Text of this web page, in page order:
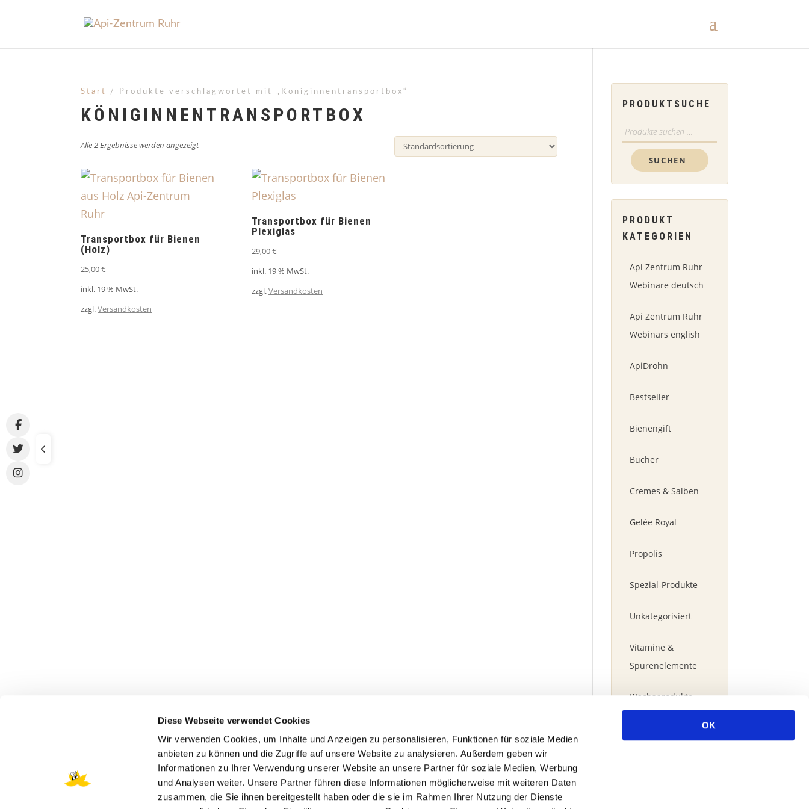
Diese Webseite verwendet Cookies
Wir verwenden Cookies, um Inhalte und Anzeigen zu personalisieren, Funktionen für soziale Medien
anbieten zu können und die Zugriffe auf unsere Website zu analysieren. Außerdem geben wir
Informationen zu Ihrer Verwendung unserer Website an unsere Partner für soziale Medien, Werbung
und Analysen weiter. Unsere Partner führen diese Informationen möglicherweise mit weiteren Daten
zusammen, die Sie ihnen bereitgestellt haben oder die sie im Rahmen Ihrer Nutzung der Dienste
OK
Start / Produkte verschlagwortet mit „Königinnentransportbox“
KÖNIGINNENTRANSPORTBOX
Alle 2 Ergebnisse werden angezeigt
Transportbox für Bienen
(Holz)
25,00€
inkl. 19 % MwSt.
zzgl.Versandkosten
Transportbox für Bienen
Plexiglas
29,00€
inkl. 19 % MwSt.
zzgl.Versandkosten
PRODUKTSUCHE
Suchen
nach:
SUCHEN
PRODUKT
KATEGORIEN
Api Zentrum Ruhr
Webinare deutsch
Api Zentrum Ruhr
Webinars english
ApiDrohn
Bestseller
Bienengift
Bücher
Cremes & Salben
Gelée Royal
Propolis
Spezial-Produkte
Unkategorisiert
Vitamine &
Spurenelemente
Wachsprodukte